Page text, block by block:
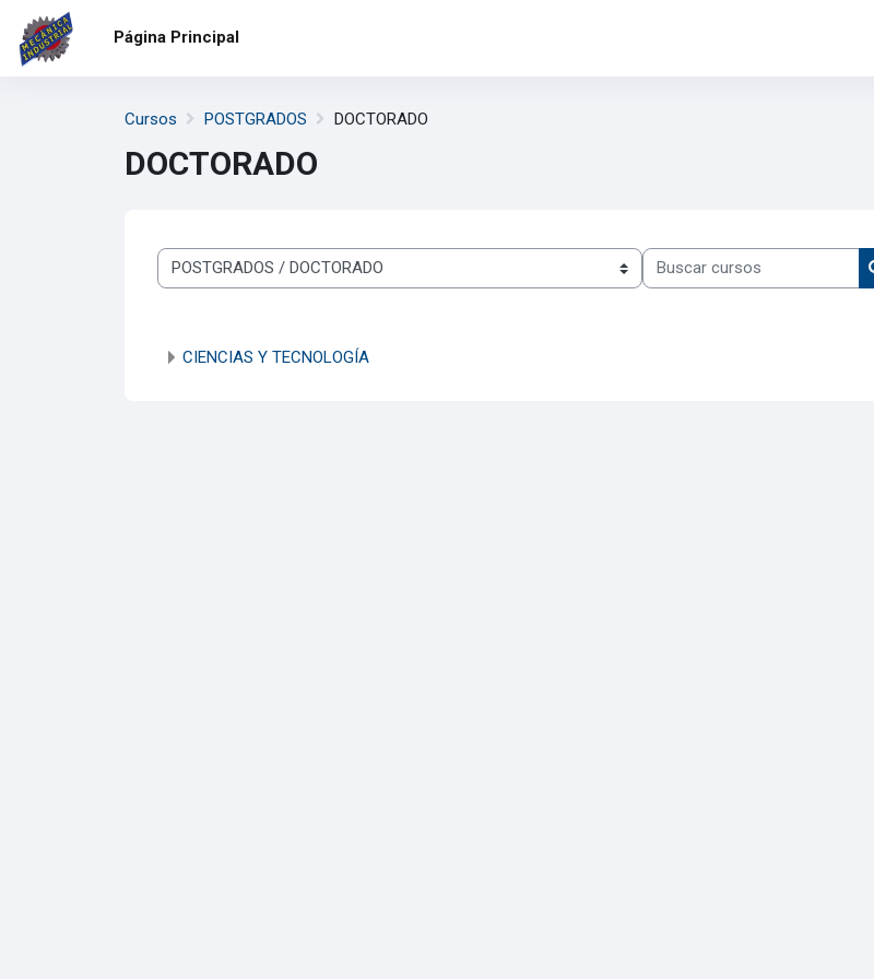
Salta al contenido principal
Página Principal
Cursos POSTGRADOS DOCTORADO
DOCTORADO
Categorías
Buscar cursos
CIENCIAS Y TECNOLOGÍA